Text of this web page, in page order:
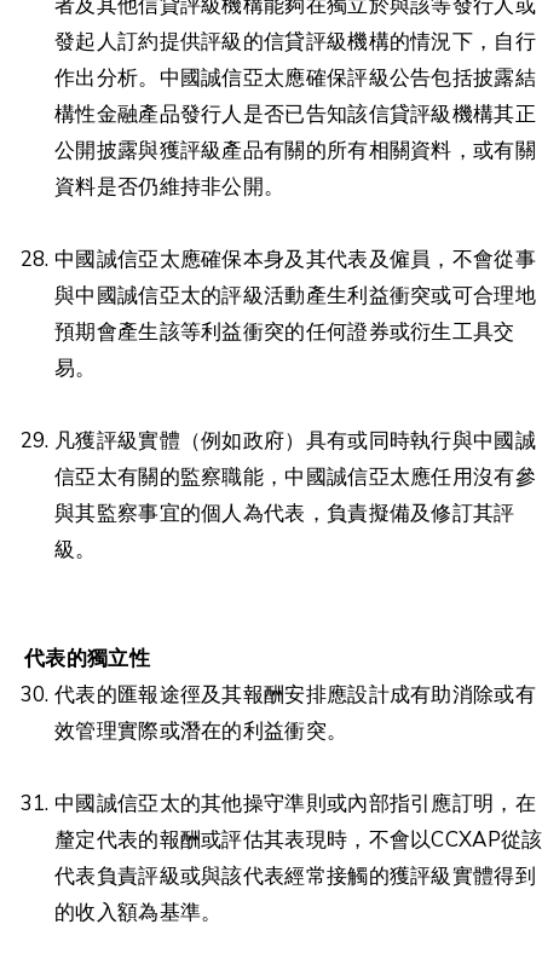
發起人訂約提供評級的信貸評級機構的情況下，自行
作出分析。中國誠信亞太應確保評級公告包括披露結
構性金融產品發行人是否已告知該信貸評級機構其正
公開披露與獲評級產品有關的所有相關資料，或有關
資料是否仍維持非公開。
中國誠信亞太應確保本身及其代表及僱員，不會從事
與中國誠信亞太的評級活動產生利益衝突或可合理地
預期會產生該等利益衝突的任何證券或衍生工具交
易。
凡獲評級實體（例如政府）具有或同時執行與中國誠
信亞太有關的監察職能，中國誠信亞太應任用沒有參
與其監察事宜的個人為代表，負責擬備及修訂其評
級。
代表的獨立性
代表的匯報途徑及其報酬安排應設計成有助消除或有
效管理實際或潛在的利益衝突。
中國誠信亞太的其他操守準則或內部指引應訂明，在
釐定代表的報酬或評估其表現時，不會以CCXAP從該
代表負責評級或與該代表經常接觸的獲評級實體得到
的收入額為基準。